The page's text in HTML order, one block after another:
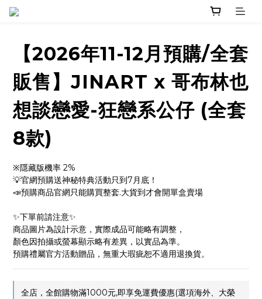
【2026年11-12月預購/全套
販售】JINART x 哥布林也
想談戀愛-狂戀系公仔 (全套
8款)
※隱藏版機率 2%
💡官網預購送神秘特典活動只到7月底！
📣預購商品官網只能購買整套.大貨到才會開單盒賣場
✨下單前請注意✨
商品圖片為設計示意，實際成品可能略有調整，
顏色因拍攝或螢幕顯示略有差異，以實品為準。
預購禮屬官方活動贈品，無重大瑕疵恕不適用退換貨。
全店，全館購物滿1000元,即享免運費優惠(選項海外、大榮